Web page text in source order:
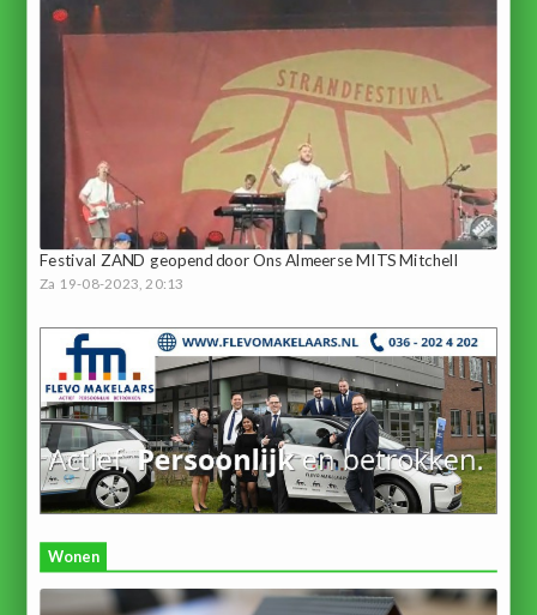
Festival ZAND geopend door Ons Almeerse MITS Mitchell
Za 19-08-2023, 20:13
Wonen